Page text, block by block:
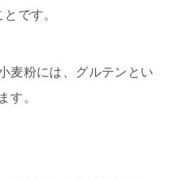
です。
麦粉には、グルテンとい
す。